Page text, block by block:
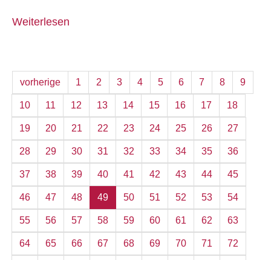
Weiterlesen
vorherige 1 2 3 4 5 6 7 8 9
10 11 12 13 14 15 16 17 18
19 20 21 22 23 24 25 26 27
28 29 30 31 32 33 34 35 36
37 38 39 40 41 42 43 44 45
46 47 48 49 50 51 52 53 54
55 56 57 58 59 60 61 62 63
64 65 66 67 68 69 70 71 72